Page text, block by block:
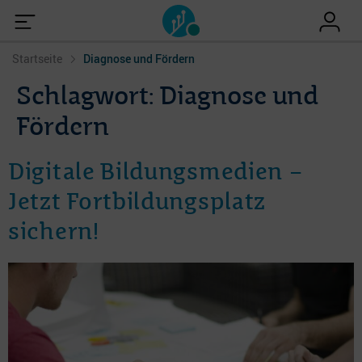
Startseite Diagnose und Fördern
Schlagwort: Diagnose und
Fördern
Digitale Bildungsmedien –
Jetzt Fortbildungsplatz
sichern!